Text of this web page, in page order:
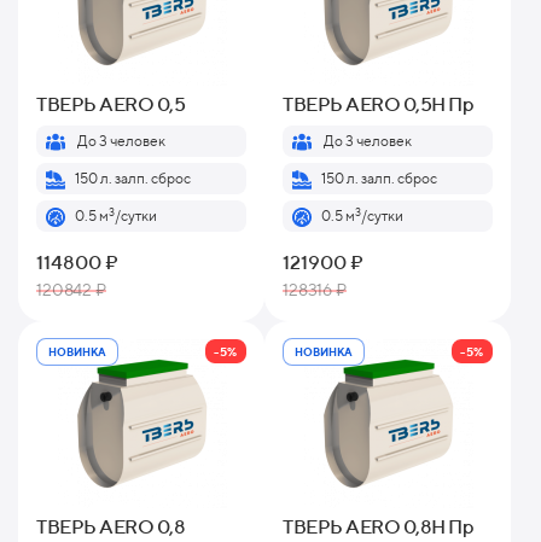
ТВЕРЬ AERO 0,5
До 3 человек
150 л. залп. сброс
0.5 м3/сутки
114800 ₽
120842 ₽
ТВЕРЬ AERO 0,5H Пр
До 3 человек
150 л. залп. сброс
0.5 м3/сутки
121900 ₽
128316 ₽
НОВИНКА -5%
ТВЕРЬ AERO 0,8
НОВИНКА -5%
ТВЕРЬ AERO 0,8H Пр